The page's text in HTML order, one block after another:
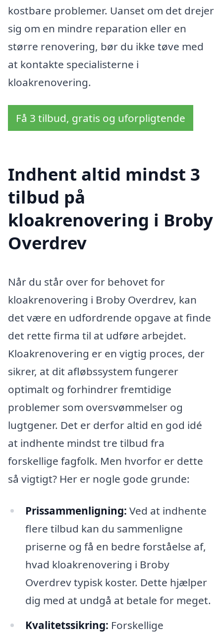
kostbare problemer. Uanset om det drejer
sig om en mindre reparation eller en
større renovering, bør du ikke tøve med
at kontakte specialisterne i
kloakrenovering.
Få 3 tilbud, gratis og uforpligtende
Indhent altid mindst 3
tilbud på
kloakrenovering i Broby
Overdrev
Når du står over for behovet for
kloakrenovering i Broby Overdrev, kan
det være en udfordrende opgave at finde
det rette firma til at udføre arbejdet.
Kloakrenovering er en vigtig proces, der
sikrer, at dit afløbssystem fungerer
optimalt og forhindrer fremtidige
problemer som oversvømmelser og
lugtgener. Det er derfor altid en god idé
at indhente mindst tre tilbud fra
forskellige fagfolk. Men hvorfor er dette
så vigtigt? Her er nogle gode grunde:
Prissammenligning: Ved at indhente
flere tilbud kan du sammenligne
priserne og få en bedre forståelse af,
hvad kloakrenovering i Broby
Overdrev typisk koster. Dette hjælper
dig med at undgå at betale for meget.
Kvalitetssikring: Forskellige